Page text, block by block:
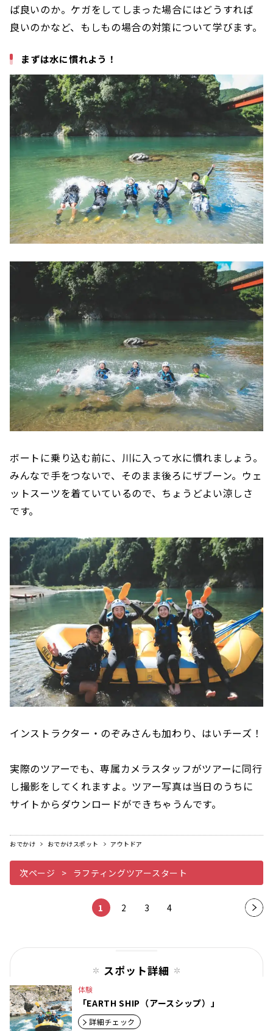
ば良いのか。ケガをしてしまった場合にはどうすれば
良いのかなど、もしもの場合の対策について学びます。
まずは水に慣れよう！
ボートに乗り込む前に、川に入って水に慣れましょう。
みんなで手をつないで、そのまま後ろにザブーン。ウェ
ットスーツを着ていているので、ちょうどよい涼しさ
です。
インストラクター・のぞみさんも加わり、はいチーズ！
実際のツアーでも、専属カメラスタッフがツアーに同行
し撮影をしてくれますよ。ツアー写真は当日のうちに
サイトからダウンロードができちゃうんです。
おでかけ おでかけスポット アウトドア
次ページ ラフティングツアースタート
1 2 3 4
次の
スポット詳細
体験
「EARTH SHIP（アースシップ）」
詳細チェック